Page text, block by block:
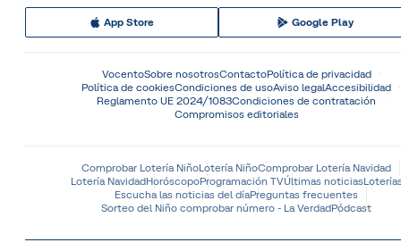
App Store Google Play
VocentoSobre nosotrosContactoPolítica de privacidad
Política de cookiesCondiciones de usoAviso legalAccesibilidad
Reglamento UE 2024/1083Condiciones de contratación
Compromisos editoriales
Comprobar Lotería NiñoLotería NiñoComprobar Lotería Navidad
Lotería NavidadHoróscopoProgramación TVÚltimas noticias
Escucha las noticias del díaPreguntas frecuentes
Sorteo del Niño comprobar número - La VerdadPódcast